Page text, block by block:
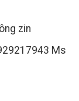
zin
Ms